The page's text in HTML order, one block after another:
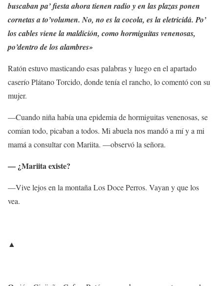
buscaban pa’ fiesta ahora tienen radio y en las plazas ponen
cornetas a to’volumen. No, no es la cocola, es la eletricidá. Po’
los cables viene la maldición, como hormiguitas venenosas,
po’dentro de los alambres»
Ratón estuvo masticando esas palabras y luego en el apartado
caserío Plátano Torcido, donde tenía el rancho, lo comentó con su
mujer.
—Cuando niña había una epidemia de hormiguitas venenosas, se
comían todo, picaban a todos. Mi abuela nos mandó a mí y a mi
mamá a consultar con Mariita. —observó la señora.
— ¿Mariita existe?
—Vive lejos en la montaña Los Doce Perros. Vayan y que los
vea.
▲